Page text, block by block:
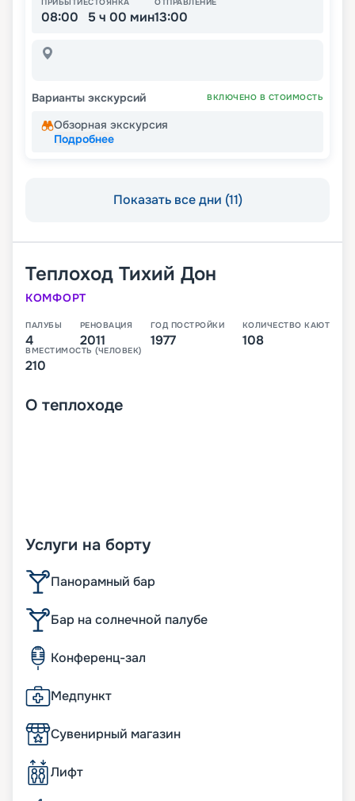
08:00 5 ч 00 мин13:00
Варианты экскурсий ВКЛЮЧЕНО В СТОИМОСТЬ
Обзорная экскурсия
Подробнее
Показать все дни (11)
Теплоход Тихий Дон
КОМФОРТ
ПАЛУБЫ
4
РЕНОВАЦИЯ
2011
ГОД ПОСТРОЙКИ
1977
КОЛИЧЕСТВО КАЮТ
108
ВМЕСТИМОСТЬ (ЧЕЛОВЕК)
210
О теплоходе
Услуги на борту
Панорамный бар
Бар на солнечной палубе
Конференц-зал
Медпункт
Сувенирный магазин
Лифт